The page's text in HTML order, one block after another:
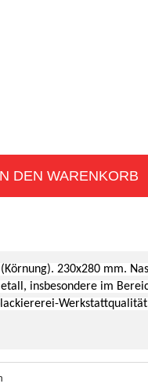
DEN WARENKORB
230x280 mm.
insbesondere im